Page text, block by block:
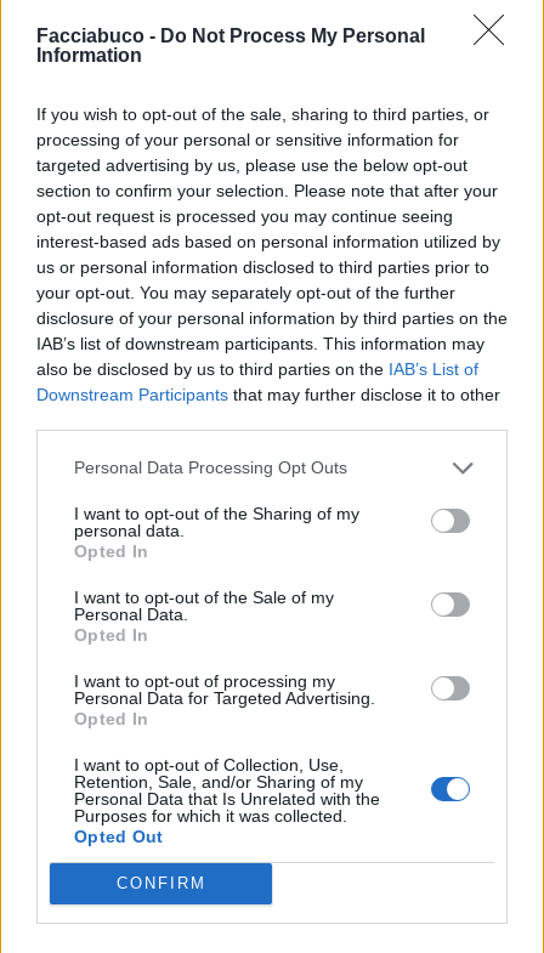
Facciabuco - Do Not Process My Personal
Information
If you wish to opt-out of the sale, sharing to third parties, or
processing of your personal or sensitive information for
targeted advertising by us, please use the below opt-out
section to confirm your selection. Please note that after your
opt-out request is processed you may continue seeing
interest-based ads based on personal information utilized by
us or personal information disclosed to third parties prior to
your opt-out. You may separately opt-out of the further
disclosure of your personal information by third parties on the
IAB’s list of downstream participants. This information may
also be disclosed by us to third parties on the IAB’s List of
Downstream Participants that may further disclose it to other
Personal Data Processing Opt Outs
I want to opt-out of the Sharing of my
personal data.
Opted In
I want to opt-out of the Sale of my
Personal Data.
Opted In
I want to opt-out of processing my
Personal Data for Targeted Advertising.
Opted In
I want to opt-out of Collection, Use,
Retention, Sale, and/or Sharing of my
Personal Data that Is Unrelated with the
Purposes for which it was collected.
Opted Out
CONFIRM
Thaimax:Bar stardo
24 Settembre 2024 alle ore 14:48
·Ti stimo·Rispondi
Anjuli:Bar-collo
24 Settembre 2024 alle ore 14:50
·Ti stimo·Rispondi
Bronsequerte: Bar- code
2
24 Settembre 2024 alle ore 14:51
Bronsequerte
·Ti stimo ·Rispondi
1